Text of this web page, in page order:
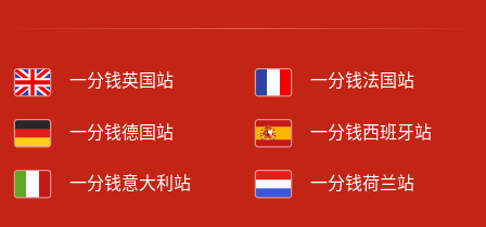
一分钱英国站 一分钱法国站
一分钱德国站 一分钱西班牙站
一分钱意大利站 一分钱荷兰站